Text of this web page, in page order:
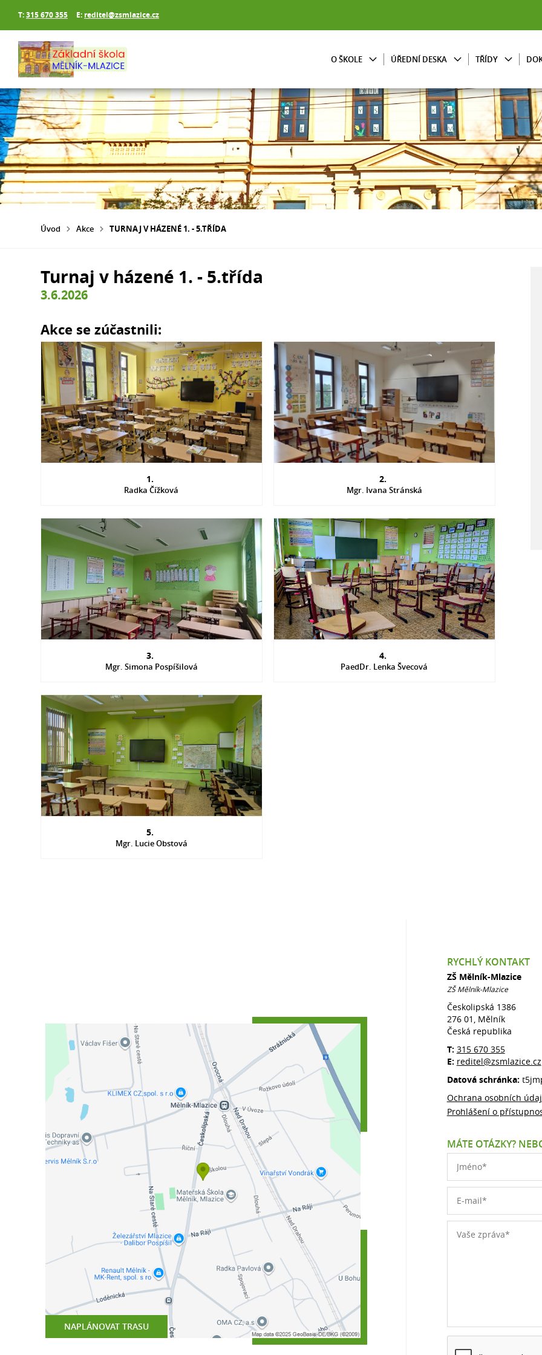
T:315 670 355 E: reditel@zsmlazice.cz
O ŠKOLE ÚŘEDNÍ DESKA TŘÍDY
Úvod Akce TURNAJ V HÁZENÉ 1. - 5.TŘÍDA
Turnaj v házené 1. - 5.třída
3.6.2026
Akce se zúčastnili:
1.
Radka Čížková
2.
Mgr. Ivana Stránská
3.
Mgr. Simona Pospíšilová
4.
PaedDr. Lenka Švecová
5.
Mgr. Lucie Obstová
NAPLÁNOVAT TRASU
RYCHLÝ KONTAKT
ZŠ Mělník-Mlazice
ZŠ Mělník-Mlazice
Českolipská 1386
276 01, Mělník
Česká republika
T: 315 670 355
E: reditel@zsmlazice.cz
Datová schránka:
Ochrana osobních
Prohlášení o
MÁTE OTÁZKY?